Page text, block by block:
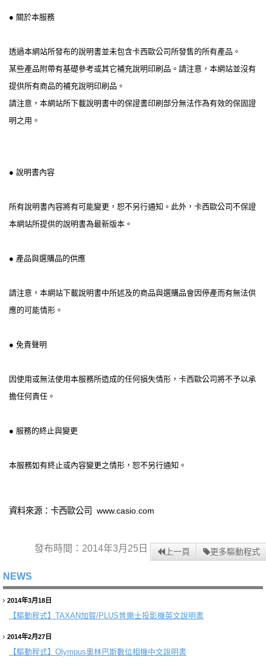
● 關於本服務
透過本網站所發布的說明書並未包含卡西歐公司所發售的所有產品。
某些產品附帶有基礎參考或其它補充說明印刷品。請注意，本網站並沒有
提供所有商品的補充說明印刷品。
請注意，本網站所下載說明書中的保證書印刷部分無法作為有效的保固證
明之用。
● 說明書內容
所有說明書內容將有可能變更，恕不另行通知。此外，卡西歐公司不保證
本網站所提供的說明書為最新版本。
● 產品與選購品的供應
請注意，本網站下載說明書中所述及的商品與選購品會因停產而有無法供
應的可能情形。
● 免責聲明
因使用或無法使用本服務所造成的任何損失情形，卡西歐公司將不予以承
擔任何責任。
● 服務的終止與變更
本服務如有終止或內容變更之情形，恕不另行通知。
資料來源：卡西歐公司 www.casio.com
發布時間：2014年3月25日 上一頁 更多驅動程式
NEWS
2014年3月18日
【驅動程式】 TAXAN加賀/PLUS普樂士投影機英文說明書
2014年2月27日
【驅動程式】 Olympus奧林巴斯數位相機中文說明書